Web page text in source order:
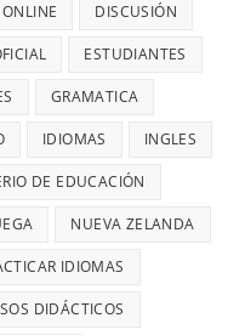
DISCUSIÓN
ESTUDIANTES
GRAMATICA
IDIOMAS INGLES
DE EDUCACIÓN
NUEVA ZELANDA
IDIOMAS
DIDÁCTICOS